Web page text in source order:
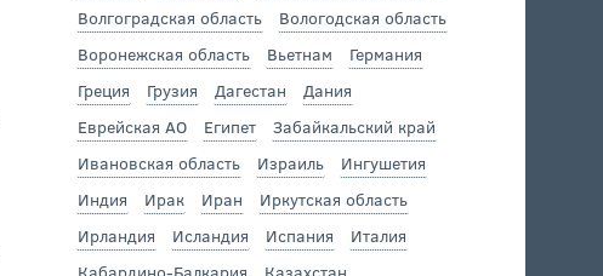
Волгоградская область
Вологодская область
Воронежская область
Вьетнам
Германия
Греция
Грузия Дагестан
Дания
Еврейская АО
Египет
Забайкальский край
Ивановская область
Израиль
Ингушетия
Индия
Ирак Иран
Иркутская область
Ирландия
Исландия Испания
Италия